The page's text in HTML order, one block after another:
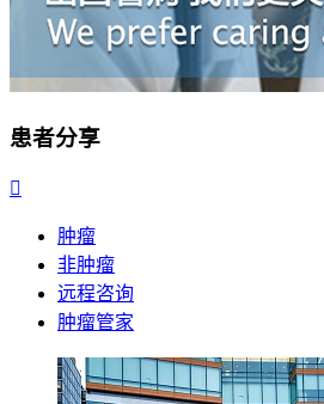
患者分享

肿瘤
非肿瘤
远程咨询
肿瘤管家